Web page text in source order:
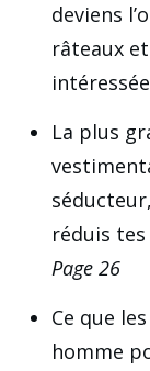
deviens
râteaux
La plus
réduis tes
Page 26
Ce que
homme